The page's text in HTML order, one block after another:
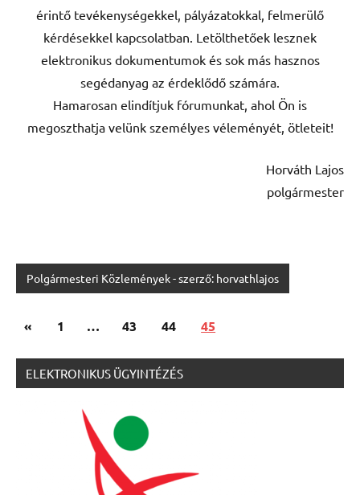
érintő tevékenységekkel, pályázatokkal, felmerülő
kérdésekkel kapcsolatban. Letölthetőek lesznek
elektronikus dokumentumok és sok más hasznos
segédanyag az érdeklődő számára.
Hamarosan elindítjuk fórumunkat, ahol Ön is
megoszthatja velünk személyes véleményét, ötleteit!
Horváth Lajos
polgármester
Polgármesteri Közlemények - szerző: horvathlajos
Bejegyzések
«Previous
1 … 43 44 45
ELEKTRONIKUS ÜGYINTÉZÉS